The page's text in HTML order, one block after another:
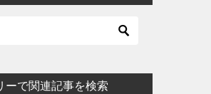
ーで関連記事を検索